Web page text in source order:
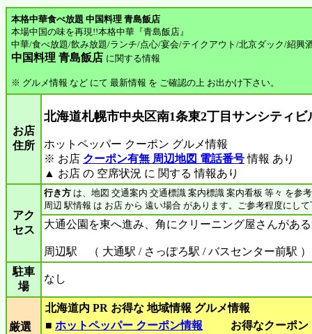
本格中華食べ放題 中国料理 青島飯店
本場中国の味を再現!!本格中華『青島飯店』
中華/食べ放題/飲み放題/ランチ/点心/宴会/テイクアウト/北京ダック/紹興
中国料理 青島飯店 に関する情報
※ グルメ情報 など にて 最新情報 を ご確認の上 お出かけ下さい。
お店
住所
北海道札幌市中央区南1条東2丁目サンシティビ
ホットペッパー クーポン グルメ情報
※ お店 クーポン有無 周辺地図 電話番号情報 あり
▲ お店 の 空席状況 に 関する 情報あり
アク
セス
行き方 は、地図 交通案内 交通標識 案内標識 案内看板 等々 を参
周辺 駅情報 は お店 から 遠い場合 があります。ご参考程度にし
大通公園を東へ進み、角にクリーニング屋さんがあ
周辺駅 （ 大通駅 / さっぽろ駅 / バスセンター前駅 ）
駐車
場
なし
厳選
北海道内 PR お得な 地域情報 グルメ情報
■ ホットペッパー クーポン情報
お得なクーポ